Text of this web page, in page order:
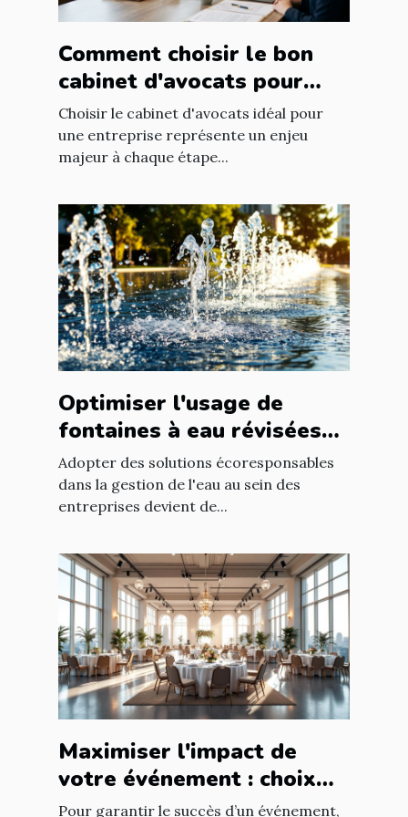
Comment choisir le bon
cabinet d'avocats pour
votre entreprise ?
Choisir le cabinet d'avocats idéal pour
une entreprise représente un enjeu
majeur à chaque étape...
Optimiser l'usage de
fontaines à eau révisées
pour économies durables
Adopter des solutions écoresponsables
dans la gestion de l'eau au sein des
entreprises devient de...
Maximiser l'impact de
votre événement : choix
stratégique de la salle
Pour garantir le succès d’un événement,